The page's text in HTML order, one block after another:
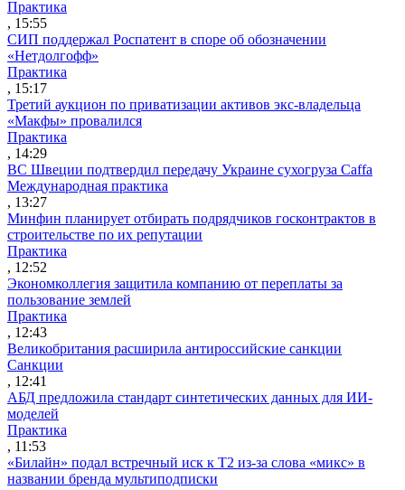
Практика
, 15:55
СИП поддержал Роспатент в споре об обозначении
«Нетдолгофф»
Практика
, 15:17
Третий аукцион по приватизации активов экс-владельца
«Макфы» провалился
Практика
, 14:29
ВС Швеции подтвердил передачу Украине сухогруза Caffa
Международная практика
, 13:27
Минфин планирует отбирать подрядчиков госконтрактов в
строительстве по их репутации
Практика
, 12:52
Экономколлегия защитила компанию от переплаты за
пользование землей
Практика
, 12:43
Великобритания расширила антироссийские санкции
Санкции
, 12:41
АБД предложила стандарт синтетических данных для ИИ-
моделей
Практика
, 11:53
«Билайн» подал встречный иск к Т2 из-за слова «микс» в
названии бренда мультиподписки